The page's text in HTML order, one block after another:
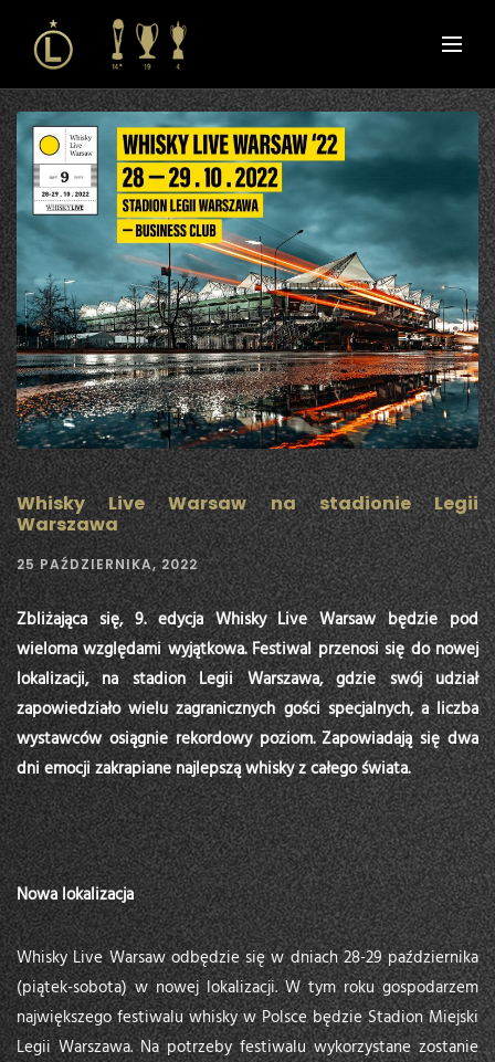
Whisky Live Warsaw na stadionie Legii
Warszawa
25 PAŹDZIERNIKA, 2022
Zbliżająca się, 9. edycja Whisky Live Warsaw będzie pod
wieloma względami wyjątkowa. Festiwal przenosi się do nowej
lokalizacji, na stadion Legii Warszawa, gdzie swój udział
zapowiedziało wielu zagranicznych gości specjalnych, a liczba
wystawców osiągnie rekordowy poziom. Zapowiadają się dwa
dni emocji zakrapiane najlepszą whisky z całego świata.
Nowa lokalizacja
Whisky Live Warsaw odbędzie się w dniach 28-29 października
(piątek-sobota) w nowej lokalizacji. W tym roku gospodarzem
największego festiwalu whisky w Polsce będzie Stadion Miejski
Legii Warszawa. Na potrzeby festiwalu wykorzystane zostanie